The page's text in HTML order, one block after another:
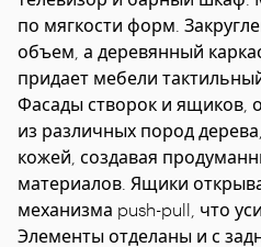
по мягкости форм.
объем, а деревянный
придает мебели
Фасады створок и
из различных пород
кожей, создавая
материалов. Ящики
механизма push-pull, что
Элементы отделаны и с